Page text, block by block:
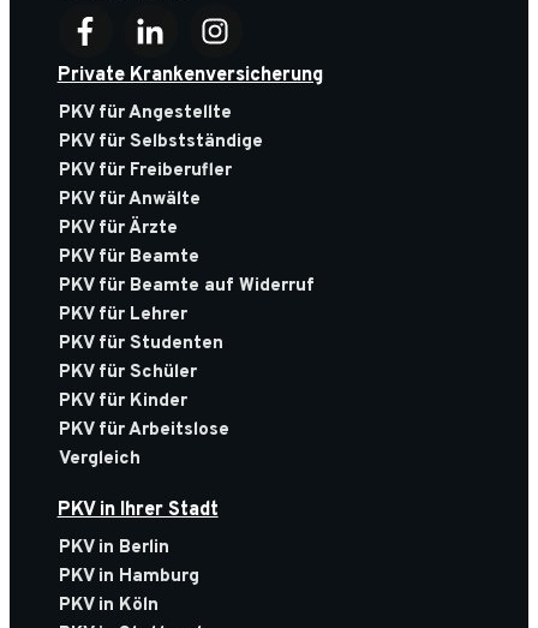
Private Krankenversicherung
PKV für Angestellte
PKV für Selbstständige
PKV für Freiberufler
PKV für Anwälte
PKV für Ärzte
PKV für Beamte
PKV für Beamte auf Widerruf
PKV für Lehrer
PKV für Studenten
PKV für Schüler
PKV für Kinder
PKV für Arbeitslose
Vergleich
PKV in Ihrer Stadt
PKV in Berlin
PKV in Hamburg
PKV in Köln